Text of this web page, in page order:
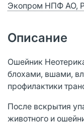
Экопром НПФ АО,
Описание
Ошейник
блохами, вшами,
профилактики
После вскрытия
животного и